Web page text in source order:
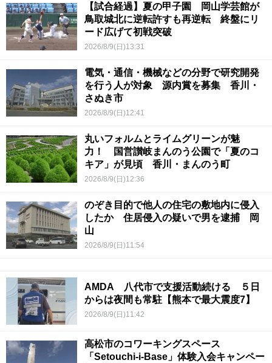
【試合経過】夏の甲子園 岡山学芸館が
鳥取城北に逆転許すも再逆転 終盤にリ
ード広げて初戦突破
2026/8/9(日)13:31
電気・通信・機械などの分野で研究開発
を行う人が対象 源内賞を募集 香川・
さぬき市
2026/8/9(日)12:41
丸いフォルムとライムグリーンが魅
力！ 国営讃岐まんのう公園で「夏のコ
キア」が見頃 香川・まんのう町
2026/8/9(日)12:36
のぞき目的で他人の住宅の敷地内に侵入
したか 住居侵入の疑いで男を逮捕 岡
山
2026/8/9(日)11:54
AMDA 八代市で支援活動続ける ５日
からは夜間も常駐【熊本で最大震度7】
2026/8/9(日)11:42
高松市のコワーキングスペース
「Setouchi-i-Base」体験入会キャンペー